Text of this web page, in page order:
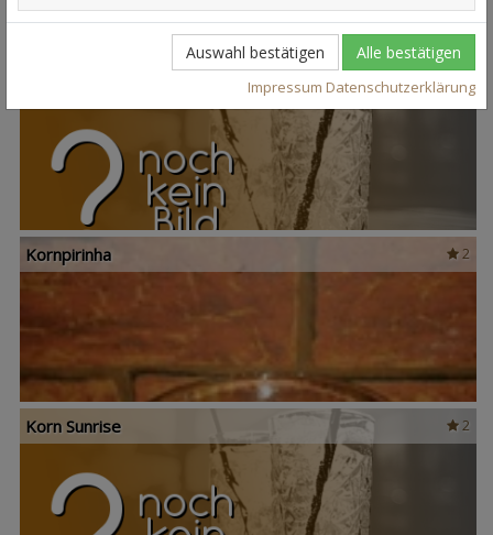
1
2
Kornpirinha
2
Korn Sunrise
Auswahl bestätigen Alle bestätigen
Impressum Datenschutzerklärung